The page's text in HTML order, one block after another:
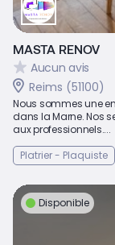
MASTA RENOV
Aucun avis
Reims (51100)
Nous sommes une
dans la Marne. Nos
aux professionnels....
Platrier - Plaquiste
Disponible